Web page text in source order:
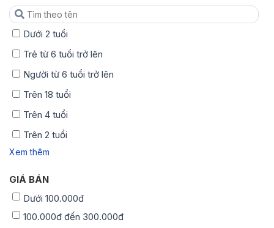
Dưới 2 tuổi
Trẻ từ 6 tuổi trở lên
Người từ 6 tuổi trở lên
Trên 18 tuổi
Trên 4 tuổi
Trên 2 tuổi
Xem thêm
GIÁ BÁN
Dưới 100.000đ
100.000đ đến 300.000đ